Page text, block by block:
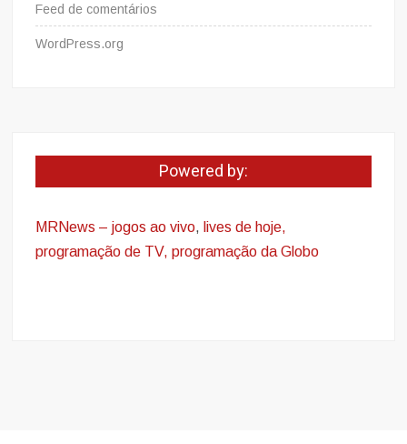
Feed de comentários
WordPress.org
Powered by:
MRNews – jogos ao vivo, lives de hoje,
programação de TV, programação da Globo